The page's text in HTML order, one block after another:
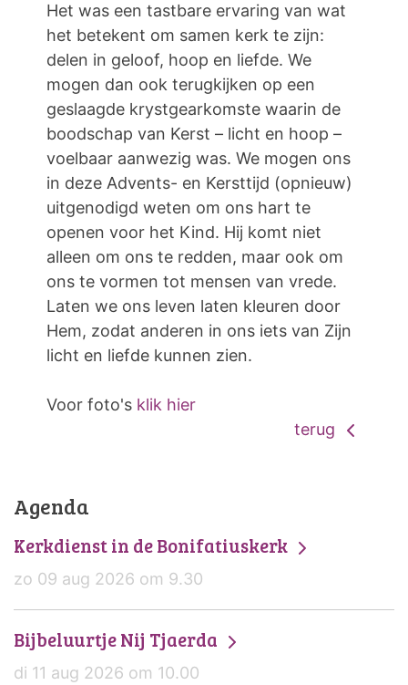
Het was een tastbare ervaring van wat
het betekent om samen kerk te zijn:
delen in geloof, hoop en liefde. We
mogen dan ook terugkijken op een
geslaagde krystgearkomste waarin de
boodschap van Kerst – licht en hoop –
voelbaar aanwezig was. We mogen ons
in deze Advents- en Kersttijd (opnieuw)
uitgenodigd weten om ons hart te
openen voor het Kind. Hij komt niet
alleen om ons te redden, maar ook om
ons te vormen tot mensen van vrede.
Laten we ons leven laten kleuren door
Hem, zodat anderen in ons iets van Zijn
licht en liefde kunnen zien.
Voor foto's klik hier
terug
Agenda
Kerkdienst in de Bonifatiuskerk
zo 09 aug 2026 om 9.30
Bijbeluurtje Nij Tjaerda
di 11 aug 2026 om 10.00